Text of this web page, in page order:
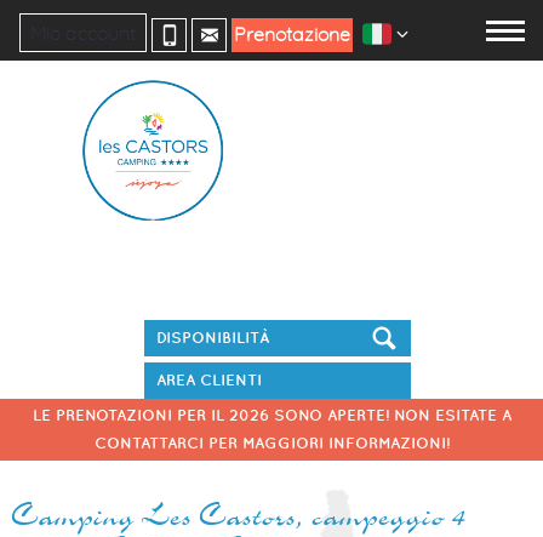
Mio account Prenotazione
LE PRENOTAZIONI PER IL 2026 SONO APERTE! NON ESITATE A
CONTATTARCI PER MAGGIORI INFORMAZIONI!
Prenota il tuo soggiorno
AREA CLIENTI
Camping Les Castors, campeggio 4